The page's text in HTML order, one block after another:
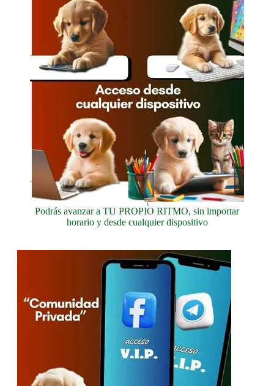
Podrás avanzar a TU PROPIO RITMO, sin importar
horario y desde cualquier dispositivo